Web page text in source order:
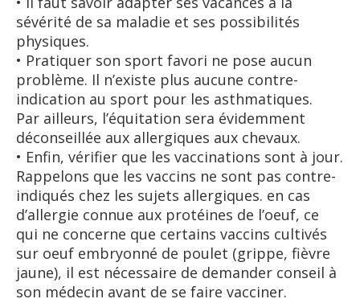
sévérité de sa maladie et ses possibilités
physiques.
• Pratiquer son sport favori ne pose aucun
problème. Il n’existe plus aucune contre-
indication au sport pour les asthmatiques.
Par ailleurs, l’équitation sera évidemment
déconseillée aux allergiques aux chevaux.
• Enfin, vérifier que les vaccinations sont à jour.
Rappelons que les vaccins ne sont pas contre-
indiqués chez les sujets allergiques. en cas
d’allergie connue aux protéines de l’oeuf, ce
qui ne concerne que certains vaccins cultivés
sur oeuf embryonné de poulet (grippe, fièvre
jaune), il est nécessaire de demander conseil à
son médecin avant de se faire vacciner.